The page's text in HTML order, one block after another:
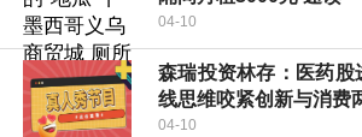
04-10
森瑞投资林存：医药股
线思维咬紧创新与消费
04-10